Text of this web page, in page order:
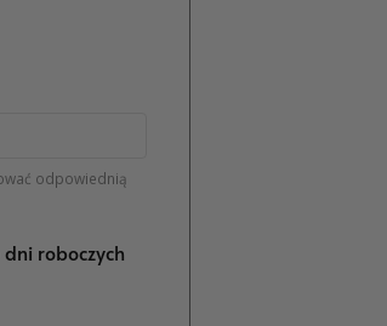
odpowiednią
roboczych